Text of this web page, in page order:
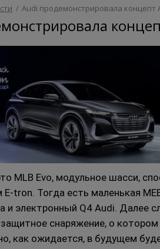
/ Audi продемонстрировала концепт
MLB Evo, модульное шасси,
E-tron. Тогда есть маленькая
и электронный Q4 Audi. Далее
защитное снаряжение, о
как ожидается, в будущем